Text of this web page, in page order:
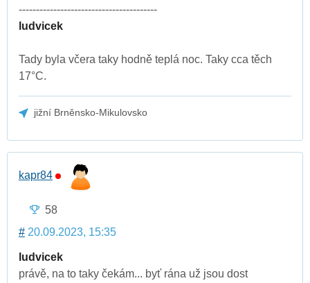
----------------------------------------
ludvicek
Tady byla včera taky hodně teplá noc. Taky cca těch
17°C.
jižní Brněnsko-Mikulovsko
kapr84
58
# 20.09.2023, 15:35
ludvicek
právě, na to taky čekám... byť rána už jsou dost